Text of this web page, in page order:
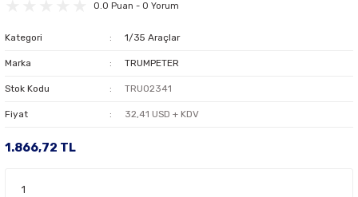
0.0 Puan - 0 Yorum
Kategori 1/35 Araçlar
Marka TRUMPETER
Stok Kodu TRU02341
Fiyat 32,41 USD + KDV
1.866,72 TL